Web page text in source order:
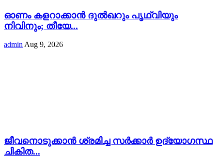
ഓണം കളറാക്കാൻ ദുൽഖറും പൃഥ്വിയും
നിവിനും; തീയേ...
admin Aug 9, 2026
ജീവനൊടുക്കാൻ ശ്രമിച്ച സർക്കാർ ഉദ്യോഗസ്ഥ
ചികിത...